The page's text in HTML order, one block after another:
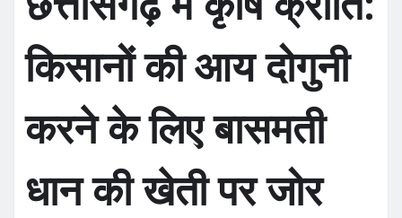
किसानों की आय दोगुनी
करने के लिए बासमती
धान की खेती पर जोर